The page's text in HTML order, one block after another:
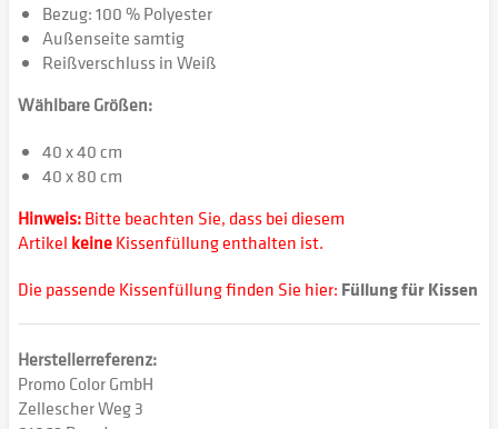
Bezug: 100 % Polyester
Außenseite samtig
Reißverschluss in Weiß
Wählbare Größen:
40 x 40 cm
40 x 80 cm
Hinweis:Bitte beachten Sie, dass bei diesem
Artikel keineKissenfüllung enthalten ist.
Die passende Kissenfüllung finden Sie hier: Füllung für Kissen
Herstellerreferenz:
Promo Color GmbH
Zellescher Weg 3